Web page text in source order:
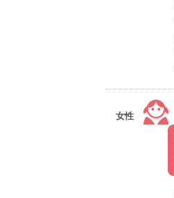
女性